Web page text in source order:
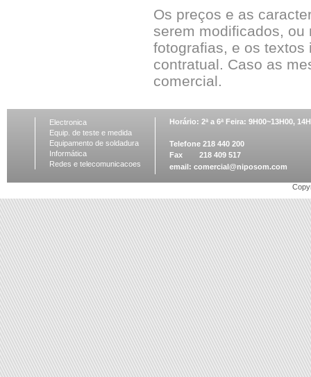
Os preços e as
serem modificados, ou
fotografias, e os
contratual. Caso as
comercial.
Electronica
Equip. de teste e medida
Equipamento de soldadura
Informática
Redes e telecomunicacoes
Horário: 2ª a 6ª Feira: 9H00~13H00,
Telefone 218 440 200
Fax 218 409 517
email: comercial@niposom.com